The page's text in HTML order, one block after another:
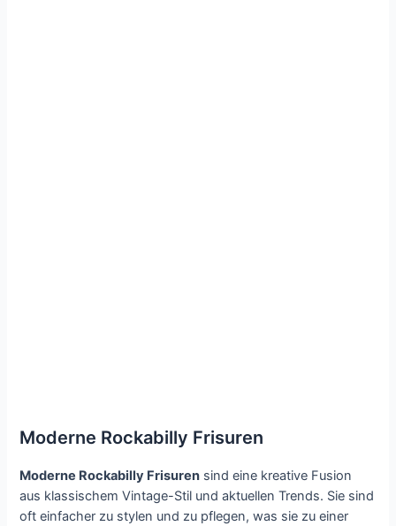
Moderne Rockabilly Frisuren
Moderne Rockabilly Frisuren sind eine kreative Fusion
aus klassischem Vintage-Stil und aktuellen Trends. Sie sind
oft einfacher zu stylen und zu pflegen, was sie zu einer